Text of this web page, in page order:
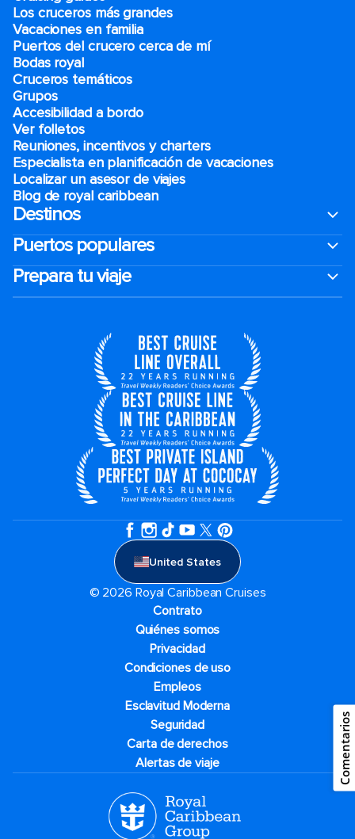
Los cruceros más grandes
Vacaciones en familia
Puertos del crucero cerca de mí
Bodas royal
Cruceros temáticos
Grupos
Accesibilidad a bordo
Ver folletos
Reuniones, incentivos y charters​
Especialista en planificación de vacaciones
Localizar un asesor de viajes
Blog de royal caribbean
Destinos
Puertos populares
Prepara tu viaje
United States
© 2026 Royal Caribbean Cruises
Contrato
Quiénes somos
Privacidad
Condiciones de uso
Empleos
Esclavitud Moderna
Seguridad
Carta de derechos
Alertas de viaje
Comentarios